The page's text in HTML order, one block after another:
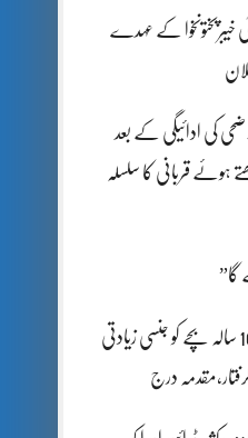
خیبرپختونخوا کے عہدے
کی ادائیگی کے بعد
ہوئے قربانی کا سلسلہ
گا”
جہلم پولیس کی کارروائی،10 سالہ بچے کو جنسی زیادتی
درج